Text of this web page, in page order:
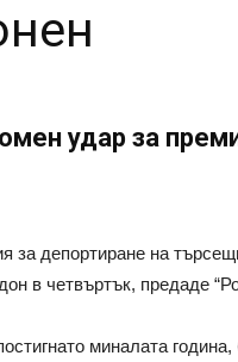
удар за
за депортиране на
в четвъртък, предаде
миналата